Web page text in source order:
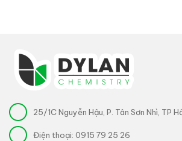
25/1C Nguyễn Hậu, P. Tân Sơn Nhì, TP
Điện thoại: 0915 79 25 26